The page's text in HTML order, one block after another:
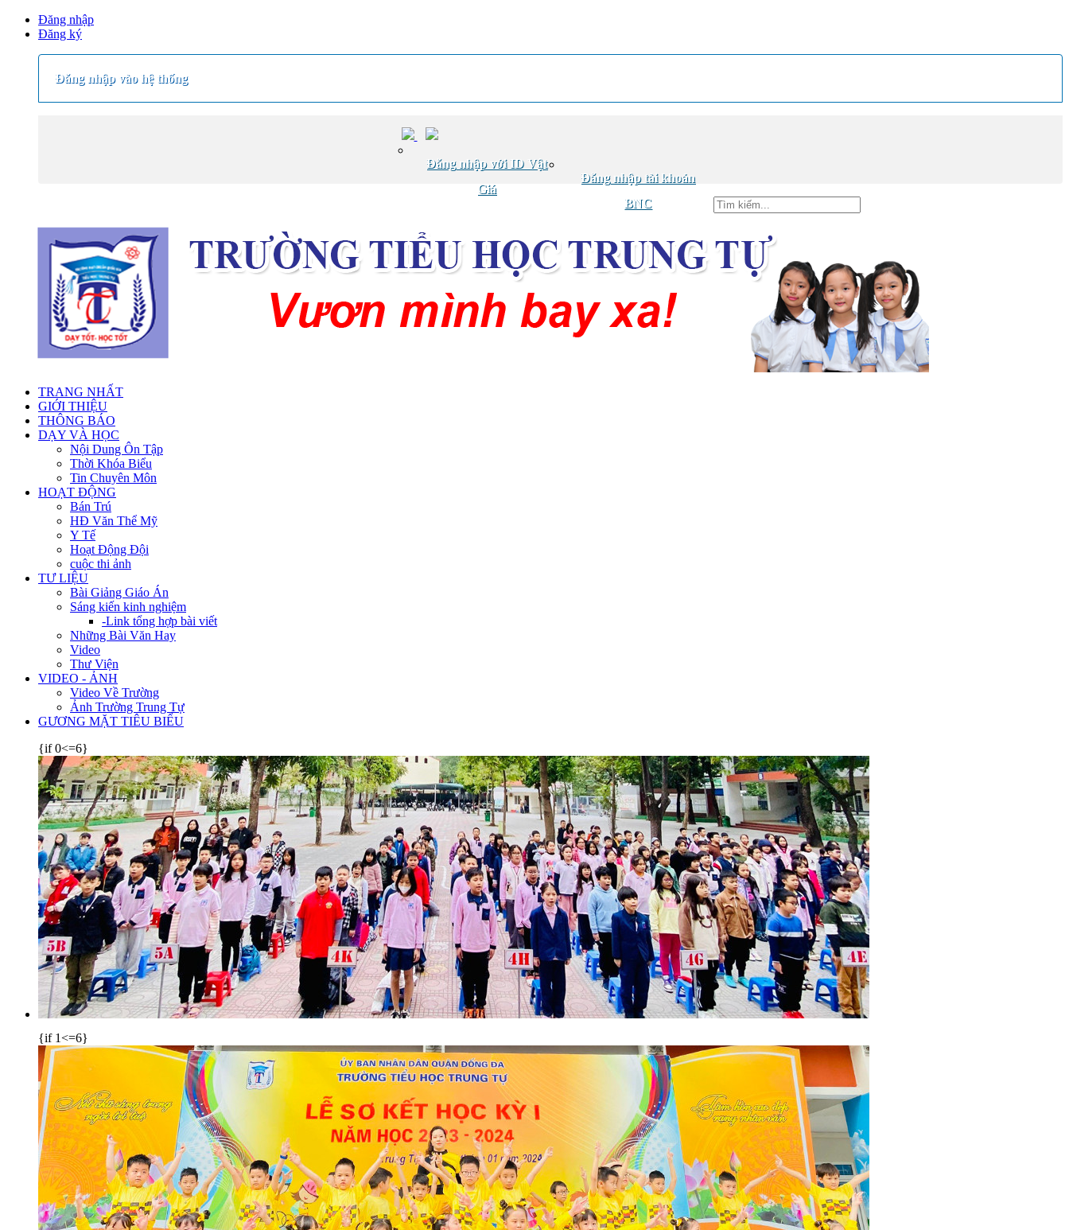
Đăng nhập
Đăng ký
Đăng nhập vào hệ thống
Đăng nhập với ID Vật
Giá
Đăng nhập tài khoản
BNC
TRANG NHẤT
GIỚI THIỆU
THÔNG BÁO
DẠY VÀ HỌC
Nội Dung Ôn Tập
Thời Khóa Biểu
Tin Chuyên Môn
HOẠT ĐỘNG
Bán Trú
HĐ Văn Thể Mỹ
Y Tế
Hoạt Động Đội
cuộc thi ảnh
TƯ LIỆU
Bài Giảng Giáo Án
Sáng kiến kinh nghiệm
-Link tổng hợp bài viết
Những Bài Văn Hay
Video
Thư Viện
VIDEO - ẢNH
Video Về Trường
Ảnh Trường Trung Tự
GƯƠNG MẶT TIÊU BIỂU
{if 0<=6}
{if 1<=6}